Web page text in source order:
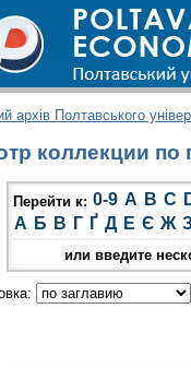
архів Полтавського
коллекции по
Перейти к: 0-9 A B C
А Б В Г Ґ Д Е Є Ж
или введите